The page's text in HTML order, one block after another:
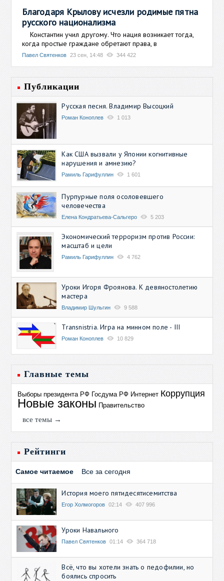
Благодаря Крылову исчезли родимые пятна
русского национализма
Константин учил другому. Что нация возникает тогда,
когда простые граждане обретают права, в
Павел Святенков 23 сен, 14:48 344 422
Публикации
Русская песня. Владимир Высоцкий
Роман Коноплев 1 013
Как США вызвали у Японии когнитивные
нарушения и амнезию?
Рамиль Гарифуллин 1 601
Пурпурные поля осоловевшего
человечества
Елена Кондратьева-Сальгеро 5 203
Экономический терроризм против России:
масштаб и цели
Рамиль Гарифуллин 4 762
Уроки Игоря Фроянова. К девяностолетию
мастера
Владимир Шульгин 9 588
Transnistria. Игра на минном поле - III
Роман Коноплев 10 829
Главные темы
Выборы президента РФ Госдума РФ Интернет Коррупция
Новые законы Правительство
все темы →
Рейтинги
Самое читаемое Все за сегодня
История моего пятидесятисемитства
Егор Холмогоров 02:14 407 996
Уроки Навального
Павел Святенков 01:14 364 718
Всё, что вы хотели знать о педофилии, но
боялись спросить